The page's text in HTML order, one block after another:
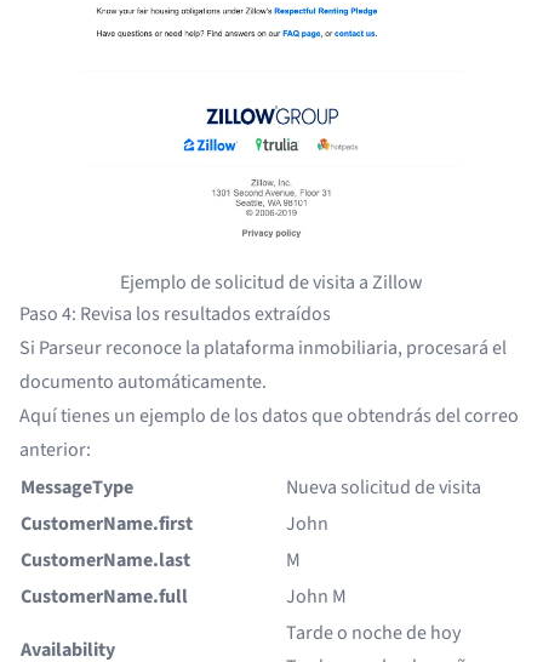
Ejemplo de solicitud de visita a Zillow
Paso 4: Revisa los resultados extraídos
Si Parseur reconoce la plataforma inmobiliaria, procesará el
documento automáticamente.
Aquí tienes un ejemplo de los datos que obtendrás del correo
anterior:
MessageType
Nueva solicitud de visita
CustomerName.first
John
CustomerName.last
M
CustomerName.full
John M
Availability
Tarde o noche de hoy